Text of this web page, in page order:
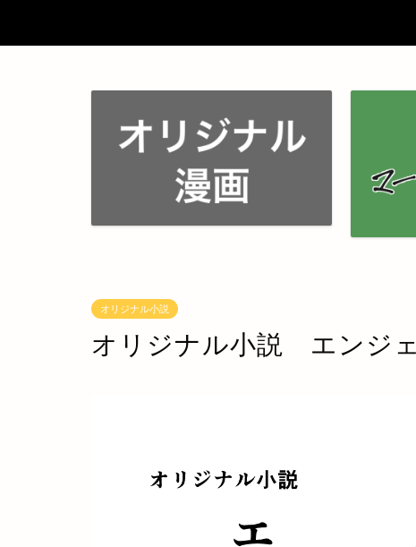
オリジナル小説
オリジナル小説 エンジ